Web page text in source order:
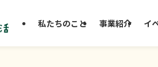
私たちのこと 事業紹介 イ